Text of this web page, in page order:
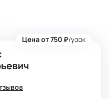
Цена от 750 ₽/урок